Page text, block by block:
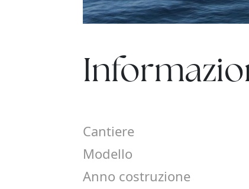
Cantiere
Modello
Anno costruzione